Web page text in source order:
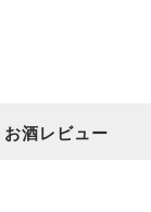
お酒レビュー